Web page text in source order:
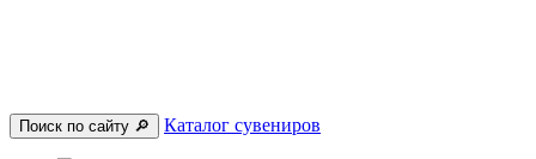
Поиск по сайту 🔎︎ Каталог сувениров